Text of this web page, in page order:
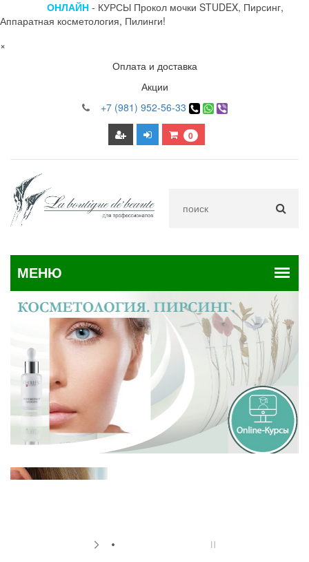
ОНЛАЙН - КУРСЫ Прокол мочки STUDEX, Пирсинг,
Аппаратная косметология, Пилинги!
×
Оплата и доставка
Акции
+7 (981) 952-56-33
0